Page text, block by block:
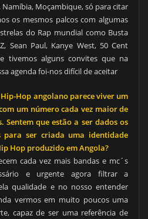
Namíbia, Moçambique, só para citar
os mesmos palcos com algumas
do Rap mundial como Busta
Z, Sean Paul, Kanye West, 50 Cent
tivemos alguns convites que na
agenda foi-nos difícil de aceitar
Hop angolano parece viver um
um número cada vez maior de
Sentem que estão a ser dados os
para ser criada uma identidade
Hop produzido em Angola?
cada vez mais bandas e mc´s
e urgente agora filtrar a
qualidade e no nosso entender
vermos em muito poucos uma
capaz de ser uma referência de